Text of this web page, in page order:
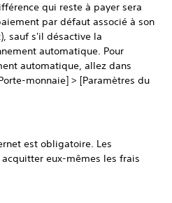
qui reste à payer sera
par défaut associé à son
sauf s'il désactive la
automatique. Pour
automatique, allez dans
monnaie] > [Paramètres du
est obligatoire. Les
eux-mêmes les frais